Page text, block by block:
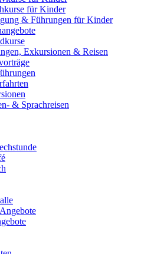
für Kinder
& Führungen für Kinder
Exkursionen & Reisen
& Sprachreisen